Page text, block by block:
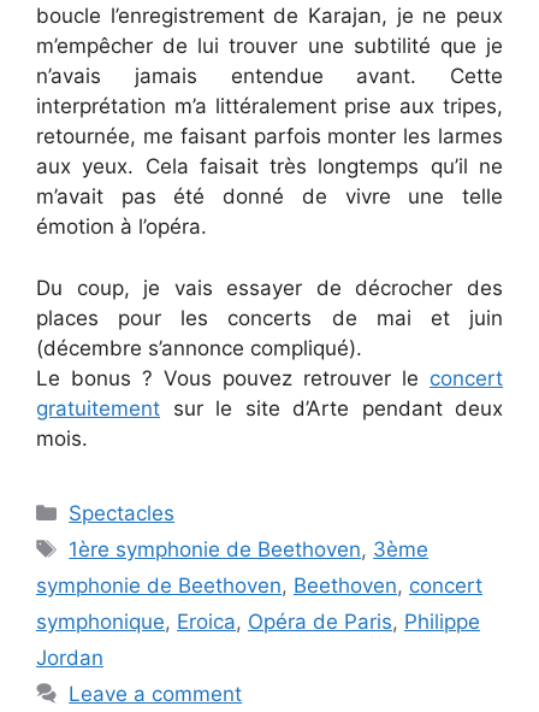
boucle l’enregistrement de Karajan, je ne peux
m’empêcher de lui trouver une subtilité que je
n’avais jamais entendue avant. Cette
interprétation m’a littéralement prise aux tripes,
retournée, me faisant parfois monter les larmes
aux yeux. Cela faisait très longtemps qu’il ne
m’avait pas été donné de vivre une telle
émotion à l’opéra.
Du coup, je vais essayer de décrocher des
places pour les concerts de mai et juin
(décembre s’annonce compliqué).
Le bonus ? Vous pouvez retrouver le concert
gratuitement sur le site d’Arte pendant deux
mois.
Categories
Spectacles
Tags
1ère symphonie de Beethoven, 3ème
symphonie de Beethoven, Beethoven, concert
symphonique, Eroica, Opéra de Paris, Philippe
Jordan
Leave a comment